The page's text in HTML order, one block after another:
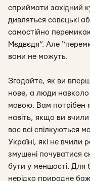
сприймати західний
дивляться совєцькі
самостійно
Мєдвєдя”. Але
вони не можуть.
Згадайте, як ви
нове, а люди навколо
мовою. Вам потрібен
навіть, якщо ви
вас всі спілкуються
Україні, які не вчили
змушені почуватися
бути у меншості. Для
нерідко природне